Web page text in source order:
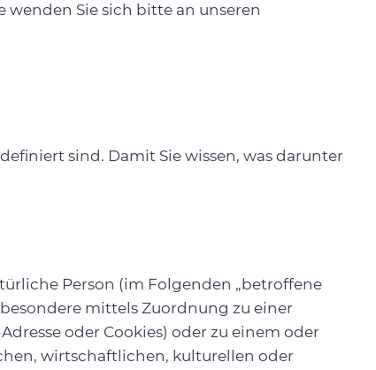
Sie sich bitte an unseren
sind. Damit Sie wissen, was darunter
Person (im Folgenden „betroffene
mittels Zuordnung zu einer
oder Cookies) oder zu einem oder
wirtschaftlichen, kulturellen oder